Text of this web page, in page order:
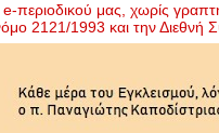
περιοδικού μας, χωρίς
2121/1993 και την